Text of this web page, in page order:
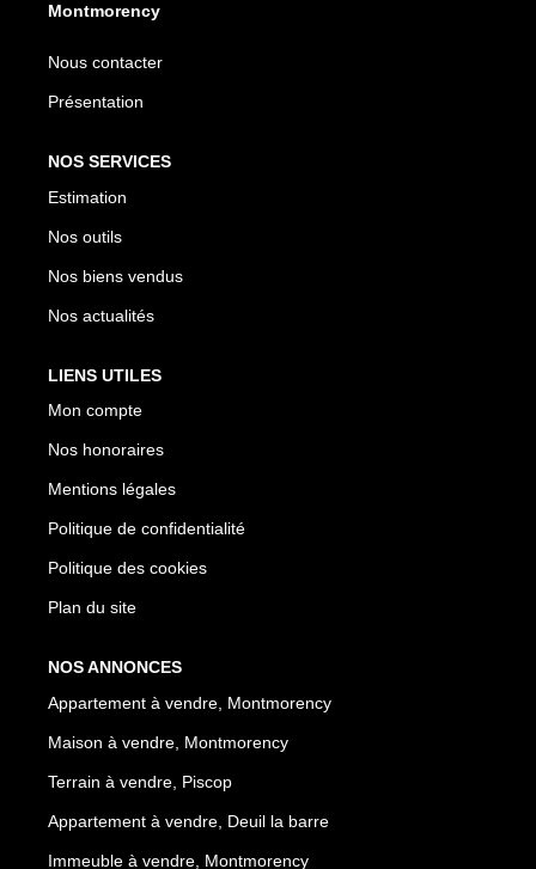
Montmorency
Nous contacter
Présentation
NOS SERVICES
Estimation
Nos outils
Nos biens vendus
Nos actualités
LIENS UTILES
Mon compte
Nos honoraires
Mentions légales
Politique de confidentialité
Politique des cookies
Plan du site
NOS ANNONCES
Appartement à vendre, Montmorency
Maison à vendre, Montmorency
Terrain à vendre, Piscop
Appartement à vendre, Deuil la barre
Immeuble à vendre, Montmorency